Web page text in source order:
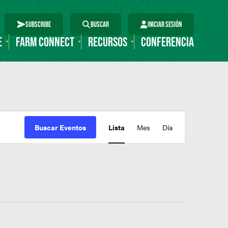
SUBSCRIBE BUSCAR INICIAR SESIÓN
FARM CONNECT RECURSOS CONFERENCIA
Buscar Eventos
Navegación
de
vistas
Lista Mes Día